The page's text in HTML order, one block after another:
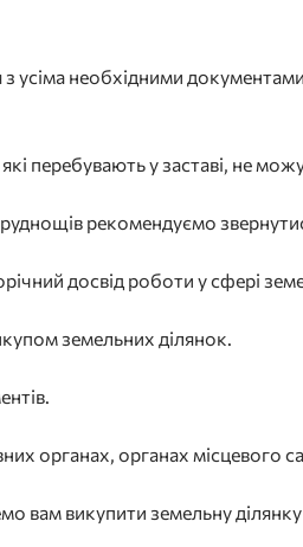
усіма необхідними
перебувають у заставі, не
рекомендуємо
досвід роботи у сфері
земельних ділянок.
органах, органах місцевого
викупити земельну